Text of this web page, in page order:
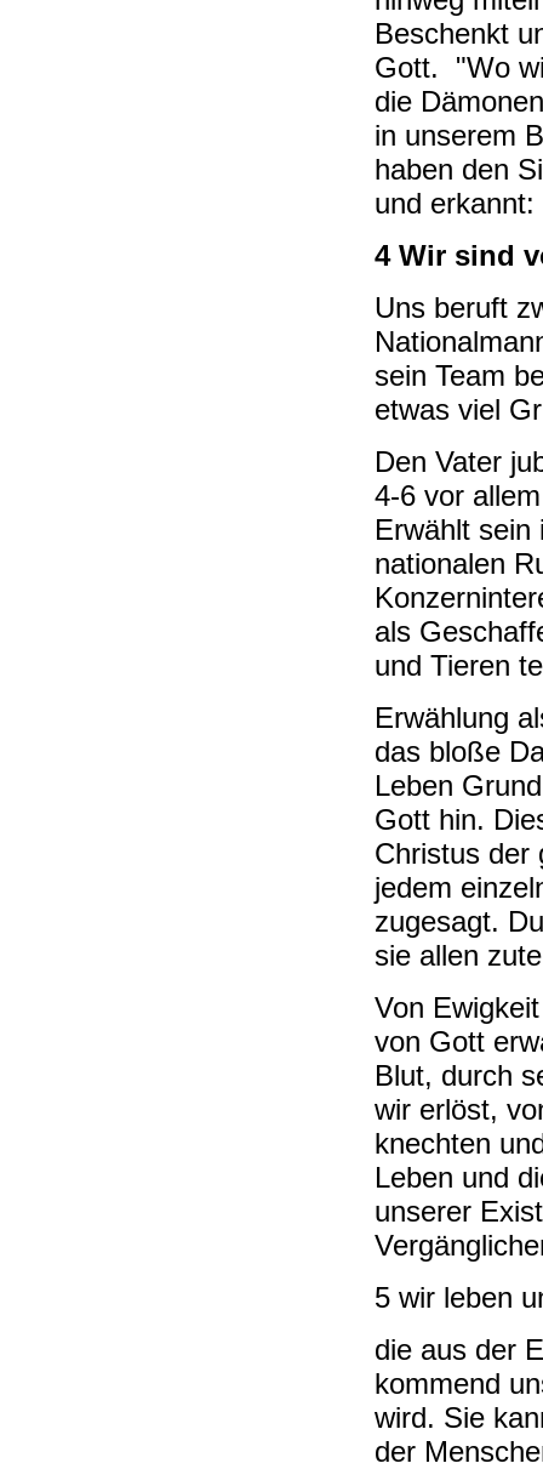
Beschenkt
Gott. "Wo
die
in unserem
haben den
und erkannt:
4 Wir sind
Uns beruft
sein Team
etwas viel
Den Vater
4-6 vor
Erwählt sein
nationalen
als
und Tieren
Erwählung
das bloße
Leben
Gott hin.
Christus der
jedem
zugesagt.
sie allen
Von
von Gott
Blut, durch
wir erlöst,
knechten
Leben und
unserer
5 wir leben
die aus der
kommend
wird. Sie
der